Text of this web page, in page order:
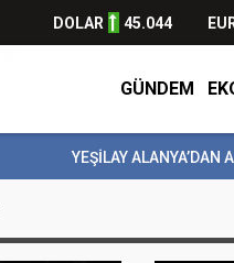
DOLAR 45.044
GÜNDEM
YEŞİLAY ALANYA’DAN